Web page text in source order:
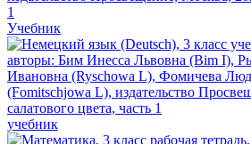
Учебник
учебник